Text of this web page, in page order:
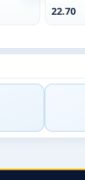
22.70